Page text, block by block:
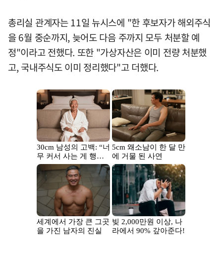
총리실 관계자는 11일 뉴시스에 "한 후보자가 해외주식
을 6월 중순까지, 늦어도 다음 주까지 모두 처분할 예
정"이라고 전했다. 또한 "가상자산은 이미 전량 처분했
고, 국내주식도 이미 정리했다"고 더했다.